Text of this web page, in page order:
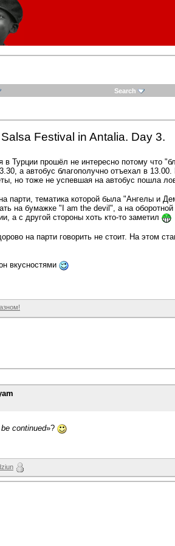
Search
Festival in Antalia. Day 3.
в Турции прошёл не интересно потому что
а автобус благополучно отъехал в
но тоже не успевшая на автобус пошла
парти, тематика которой была "Ангелы и
на бумажке "I am the devil", а на
а с другой стороны хоть кто-то заметил
на парти говорить не стоит. На этом
вкусностями
be continued»?